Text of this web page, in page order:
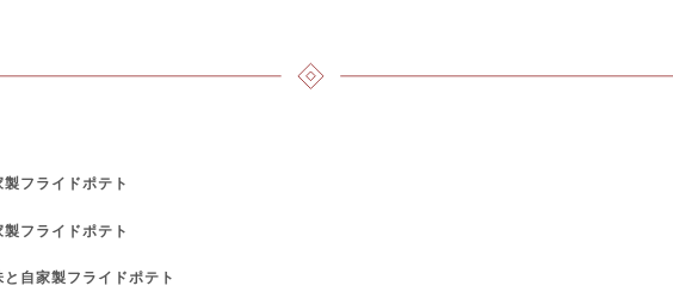
フライドポテト
フライドポテト
自家製フライドポテト